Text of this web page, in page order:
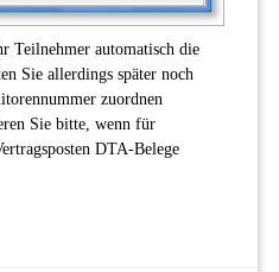
Teilnehmer automatisch die
Sie allerdings später noch
zuordnen
Sie bitte, wenn für
DTA-Belege